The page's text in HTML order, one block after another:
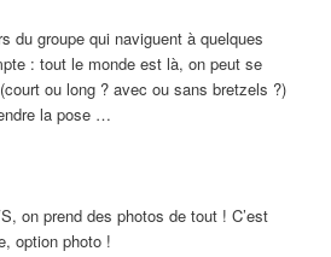
du groupe qui naviguent à quelques
: tout le monde est là, on peut se
ou long ? avec ou sans bretzels ?)
la pose …
on prend des photos de tout ! C’est
option photo !